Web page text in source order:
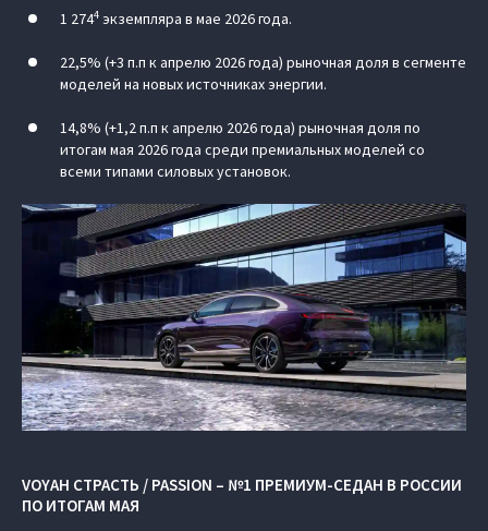
1 2744 экземпляра в мае 2026 года.
22,5% (+3 п.п к апрелю 2026 года) рыночная доля в сегменте
моделей на новых источниках энергии.
14,8% (+1,2 п.п к апрелю 2026 года) рыночная доля по
итогам мая 2026 года среди премиальных моделей со
всеми типами силовых установок.
VOYAH СТРАСТЬ / PASSION – №1 ПРЕМИУМ-СЕДАН В РОССИИ
ПО ИТОГАМ МАЯ